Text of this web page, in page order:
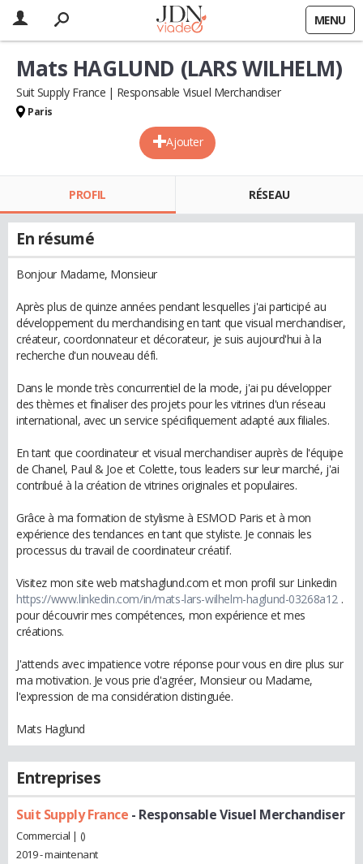
MENU
Ajouter
Mats HAGLUND (LARS WILHELM)
Suit Supply France Responsable Visuel Merchandiser
Paris
PROFIL RÉSEAU
En résumé
Bonjour Madame, Monsieur
Après plus de quinze années pendant lesquelles j'ai participé au
développement du merchandising en tant que visual merchandiser,
créateur, coordonnateur et décorateur, je suis aujourd'hui à la
recherche d'un nouveau défi.
Dans le monde très concurrentiel de la mode, j'ai pu développer
des thèmes et finaliser des projets pour les vitrines d'un réseau
international, avec un service spécifiquement adapté aux filiales.
En tant que coordinateur et visual merchandiser auprès de l'équipe
de Chanel, Paul & Joe et Colette, tous leaders sur leur marché, j'ai
contribué à la création de vitrines originales et populaires.
Grâce à ma formation de stylisme à ESMOD Paris et à mon
expérience des tendances en tant que styliste. Je connais les
processus du travail de coordinateur créatif.
Visitez mon site web matshaglund.com et mon profil sur Linkedin
https://www.linkedin.com/in/mats-lars-wilhelm-haglund-03268a12.
pour découvrir mes compétences, mon expérience et mes
créations.
J'attends avec impatience votre réponse pour vous en dire plus sur
ma motivation. Je vous prie d'agréer, Monsieur ou Madame,
l'expression de ma considération distinguée.
Mats Haglund
Entreprises
Suit Supply France - Responsable Visuel Merchandiser
Commercial | ()
2019 - maintenant